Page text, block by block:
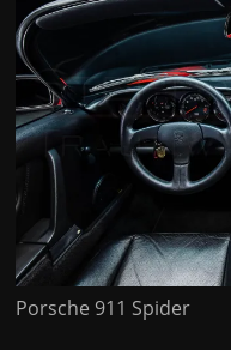
Porsche 911 Spider